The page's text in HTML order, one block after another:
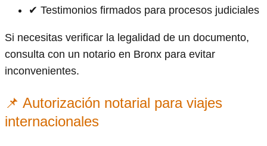
✔ Testimonios firmados para procesos judiciales
Si necesitas verificar la legalidad de un documento,
consulta con un notario en Bronx para evitar
inconvenientes.
📌 Autorización notarial para viajes
internacionales